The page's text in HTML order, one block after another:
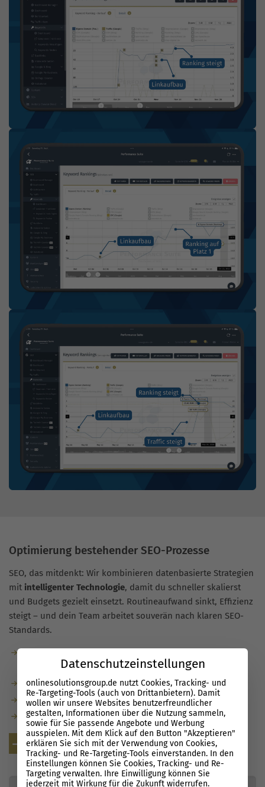
Optimierung bestehender SEO-Prozesse
SEO, das mitdenkt: Wir kombinieren datenbasierte Strategien
mit intelligenter Technologie, damit du schneller skalierst
und Budgets gezielt einsetzt. Routineaufwand sinkt, Effizienz
steigt – und dein Team arbeitet souverän nach klaren SEO-
Standards.
Einzelkontrollen.
Entscheidungen auf Basis belastbarer Daten und KPIs.
Schlanke Workflows: weniger Kosten, mehr Output.
Enablement inklusive – dein Team wirdSEO-ready.
Kostenlose Beratung
Datenschutzeinstellungen
onlinesolutionsgroup.de nutzt Cookies, Tracking- und
Re-Targeting-Tools (auch von Drittanbietern). Damit
wollen wir unsere Websites benutzerfreundlicher
gestalten, Informationen über die Nutzung sammeln,
sowie für Sie passende Angebote und Werbung
ausspielen. Mit dem Klick auf den Button "Akzeptieren"
erklären Sie sich mit der Verwendung von Cookies,
Tracking- und Re-Targeting-Tools einverstanden. In den
Einstellungen können Sie Cookies, Tracking- und Re-
Targeting verwalten. Ihre Einwilligung können Sie
jederzeit mit Wirkung für die Zukunft widerrufen.